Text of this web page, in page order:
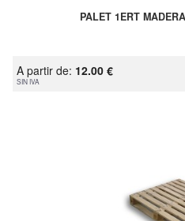
PALET 1ERT
A partir de: 12.00 €
SIN IVA